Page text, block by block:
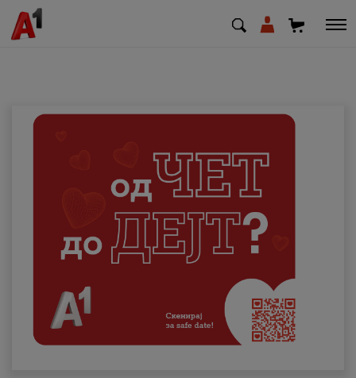
Деловни
Поддршка
Надополни кредит
Плати сметка